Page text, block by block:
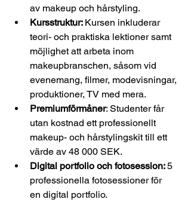
av makeup och hårstyling.
Kursstruktur: Kursen inkluderar
teori- och praktiska lektioner samt
möjlighet att arbeta inom
makeupbranschen, såsom vid
evenemang, filmer, modevisningar,
produktioner, TV med mera.
Premiumförmåner: Studenter får
utan kostnad ett professionellt
makeup- och hårstylingskit till ett
värde av 48 000 SEK.
Digital portfolio och fotosession: 5
professionella fotosessioner för
en digital portfolio.